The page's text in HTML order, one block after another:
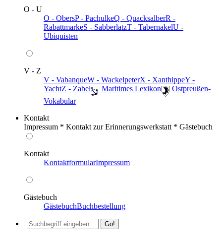
O - U
O - ObersP - PachulkeQ - QuacksalberR -
RabattmarkeS - SabberlatzT - TabernakelU -
Ubiquisten
V - Z
V - VabanqueW - WackelpeterX - XanthippeY -
YachtZ - Zabel ️ Maritimes Lexikon
️ Ostpreußen-
Vokabular
Kontakt
Impressum * Kontakt zur Erinnerungswerkstatt * Gästebuch
Kontakt
KontaktformularImpressum
Gästebuch
GästebuchBuchbestellung